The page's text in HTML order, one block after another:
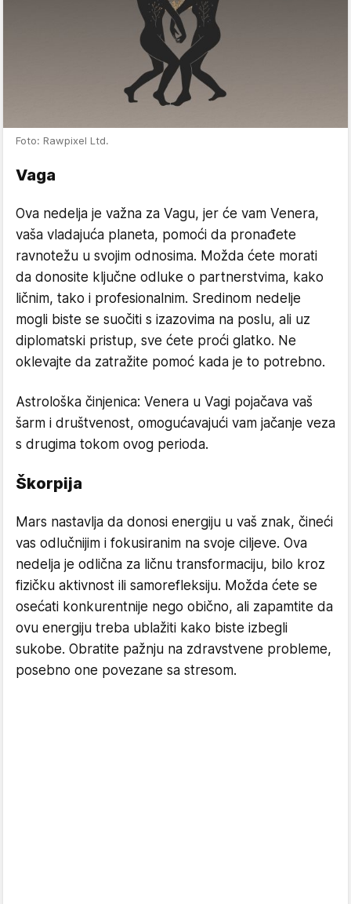
Foto: Rawpixel Ltd.
Vaga
Ova nedelja je važna za Vagu, jer će vam Venera,
vaša vladajuća planeta, pomoći da pronađete
ravnotežu u svojim odnosima. Možda ćete morati
da donosite ključne odluke o partnerstvima, kako
ličnim, tako i profesionalnim. Sredinom nedelje
mogli biste se suočiti s izazovima na poslu, ali uz
diplomatski pristup, sve ćete proći glatko. Ne
oklevajte da zatražite pomoć kada je to potrebno.
Astrološka činjenica: Venera u Vagi pojačava vaš
šarm i društvenost, omogućavajući vam jačanje veza
s drugima tokom ovog perioda.
Škorpija
Mars nastavlja da donosi energiju u vaš znak, čineći
vas odlučnijim i fokusiranim na svoje ciljeve. Ova
nedelja je odlična za ličnu transformaciju, bilo kroz
fizičku aktivnost ili samorefleksiju. Možda ćete se
osećati konkurentnije nego obično, ali zapamtite da
ovu energiju treba ublažiti kako biste izbegli
sukobe. Obratite pažnju na zdravstvene probleme,
posebno one povezane sa stresom.